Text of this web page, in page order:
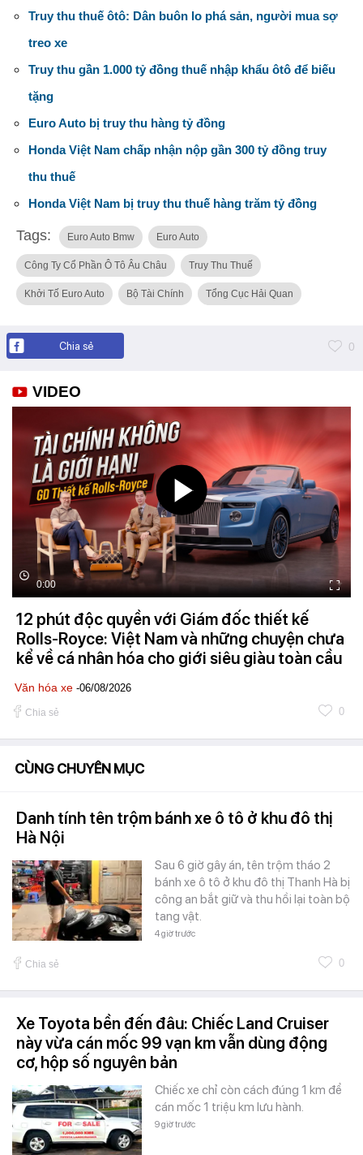
Truy thu thuế ôtô: Dân buôn lo phá sản, người mua sợ
treo xe
Truy thu gần 1.000 tỷ đồng thuế nhập khẩu ôtô để biếu
tặng
Euro Auto bị truy thu hàng tỷ đồng
Honda Việt Nam chấp nhận nộp gần 300 tỷ đồng truy
thu thuế
Honda Việt Nam bị truy thu thuế hàng trăm tỷ đồng
Tags: Euro Auto Bmw Euro Auto
Công Ty Cổ Phần Ô Tô Âu Châu Truy Thu Thuế
Khởi Tố Euro Auto Bộ Tài Chính Tổng Cục Hải Quan
Chia sẻ 0
VIDEO
0:00
12 phút độc quyền với Giám đốc thiết kế
Rolls-Royce: Việt Nam và những chuyện chưa
kể về cá nhân hóa cho giới siêu giàu toàn cầu
Văn hóa xe -06/08/2026
Chia sẻ 0
CÙNG CHUYÊN MỤC
Danh tính tên trộm bánh xe ô tô ở khu đô thị
Hà Nội
Sau 6 giờ gây án, tên trộm tháo 2
bánh xe ô tô ở khu đô thị Thanh Hà bị
công an bắt giữ và thu hồi lại toàn bộ
tang vật.
4 giờ trước
Chia sẻ 0
Xe Toyota bền đến đâu: Chiếc Land Cruiser
này vừa cán mốc 99 vạn km vẫn dùng động
cơ, hộp số nguyên bản
Chiếc xe chỉ còn cách đúng 1 km để
cán mốc 1 triệu km lưu hành.
9 giờ trước